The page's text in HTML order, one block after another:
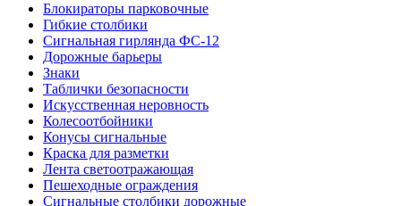
Блокираторы парковочные
Гибкие столбики
Сигнальная гирлянда ФС-12
Дорожные барьеры
Знаки
Таблички безопасности
Искусственная неровность
Колесоотбойники
Конусы сигнальные
Краска для разметки
Лента светоотражающая
Пешеходные ограждения
Сигнальные столбики дорожные